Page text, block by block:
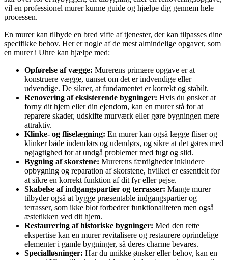
vil en professionel murer kunne guide og hjælpe dig gennem hele
processen.
En murer kan tilbyde en bred vifte af tjenester, der kan tilpasses dine
specifikke behov. Her er nogle af de mest almindelige opgaver, som
en murer i Uhre kan hjælpe med:
Opførelse af vægge: Murerens primære opgave er at
konstruere vægge, uanset om det er indvendige eller
udvendige. De sikrer, at fundamentet er korrekt og stabilt.
Renovering af eksisterende bygninger: Hvis du ønsker at
forny dit hjem eller din ejendom, kan en murer stå for at
reparere skader, udskifte murværk eller gøre bygningen mere
attraktiv.
Klinke- og fliselægning: En murer kan også lægge fliser og
klinker både indendørs og udendørs, og sikre at det gøres med
nøjagtighed for at undgå problemer med fugt og slid.
Bygning af skorstene: Murerens færdigheder inkludere
opbygning og reparation af skorstene, hvilket er essentielt for
at sikre en korrekt funktion af dit fyr eller pejse.
Skabelse af indgangspartier og terrasser: Mange murer
tilbyder også at bygge præsentable indgangspartier og
terrasser, som ikke blot forbedrer funktionaliteten men også
æstetikken ved dit hjem.
Restaurering af historiske bygninger: Med den rette
ekspertise kan en murer revitalisere og restaurere oprindelige
elementer i gamle bygninger, så deres charme bevares.
Specialløsninger: Har du unikke ønsker eller behov, kan en